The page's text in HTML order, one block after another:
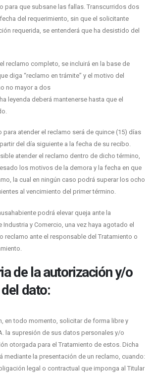
para que subsane las fallas. Transcurridos dos
del requerimiento, sin que el solicitante
requerida, se entenderá que ha desistido del
reclamo completo, se incluirá en la base de
diga “reclamo en trámite” y el motivo del
no mayor a dos
leyenda deberá mantenerse hasta que el
para atender el reclamo será de quince (15) días
del día siguiente a la fecha de su recibo.
atender el reclamo dentro de dicho término,
los motivos de la demora y la fecha en que
la cual en ningún caso podrá superar los ocho
al vencimiento del primer término.
podrá elevar queja ante la
Industria y Comercio, una vez haya agotado el
reclamo ante el responsable del Tratamiento o
de la autorización y/o
dato:
en todo momento, solicitar de forma libre y
la supresión de sus datos personales y/o
otorgada para el Tratamiento de estos. Dicha
mediante la presentación de un reclamo, cuando:
legal o contractual que imponga al Titular